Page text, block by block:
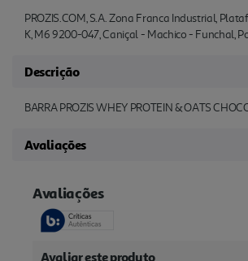
PROZIS.COM, S.A. Zona Franca Industrial,
K, M6 9200-047, Caniçal - Machico - Funchal,
Descrição
BARRA PROZIS WHEY PROTEIN & OATS
Avaliações